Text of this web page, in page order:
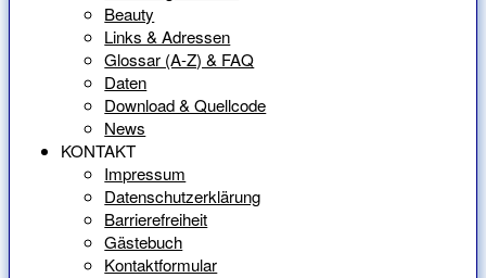
Beauty
Links & Adressen
Glossar (A-Z) & FAQ
Daten
Download & Quellcode
News
KONTAKT
Impressum
Datenschutzerklärung
Barrierefreiheit
Gästebuch
Kontaktformular